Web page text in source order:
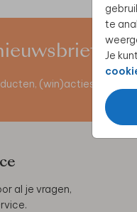
te
Je
(win)acties en
al je vragen,
.